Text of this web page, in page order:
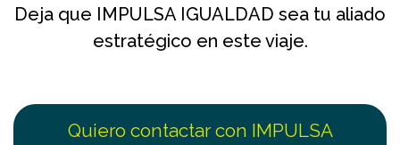
Deja que IMPULSA IGUALDAD sea tu aliado
estratégico en este viaje.
Quiero contactar con IMPULSA